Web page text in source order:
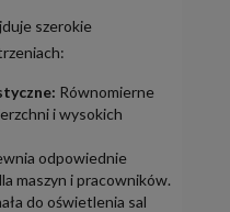
szerokie
Równomierne
i wysokich
odpowiednie
maszyn i pracowników.
do oświetlenia sal